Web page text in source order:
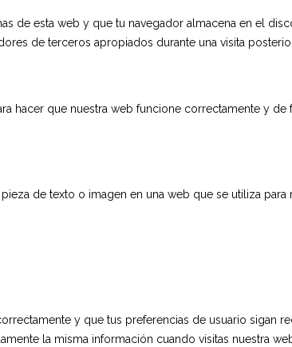
de esta web y que tu navegador almacena en el
de terceros apropiados durante una visita
hacer que nuestra web funcione correctamente y
de texto o imagen en una web que se utiliza
y que tus preferencias de usuario sigan
la misma información cuando visitas nuestra